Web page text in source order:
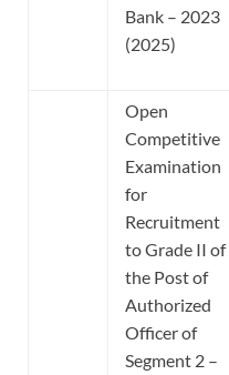
Bank – 2023
(2025)
Open
Competitive
Examination
for
Recruitment
to Grade II of
the Post of
Authorized
Officer of
Segment 2 –